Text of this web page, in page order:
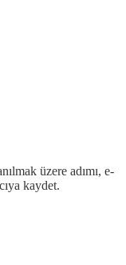
üzere adımı, e-
kaydet.